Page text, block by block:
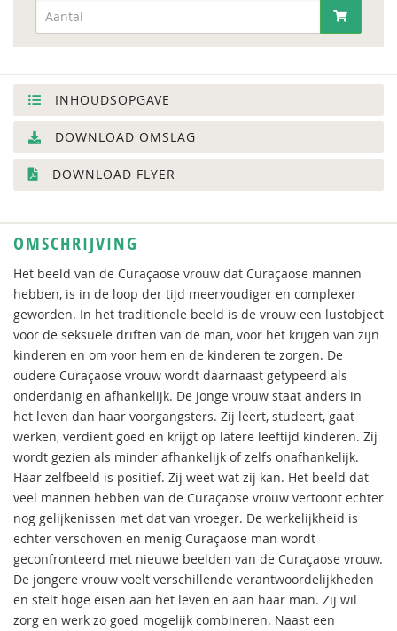
INHOUDSOPGAVE
DOWNLOAD OMSLAG
DOWNLOAD FLYER
OMSCHRIJVING
Het beeld van de Curaçaose vrouw dat Curaçaose mannen
hebben, is in de loop der tijd meervoudiger en complexer
geworden. In het traditionele beeld is de vrouw een lustobject
voor de seksuele driften van de man, voor het krijgen van zijn
kinderen en om voor hem en de kinderen te zorgen. De
oudere Curaçaose vrouw wordt daarnaast getypeerd als
onderdanig en afhankelijk. De jonge vrouw staat anders in
het leven dan haar voorgangsters. Zij leert, studeert, gaat
werken, verdient goed en krijgt op latere leeftijd kinderen. Zij
wordt gezien als minder afhankelijk of zelfs onafhankelijk.
Haar zelfbeeld is positief. Zij weet wat zij kan. Het beeld dat
veel mannen hebben van de Curaçaose vrouw vertoont echter
nog gelijkenissen met dat van vroeger. De werkelijkheid is
echter verschoven en menig Curaçaose man wordt
geconfronteerd met nieuwe beelden van de Curaçaose vrouw.
De jongere vrouw voelt verschillende verantwoordelijkheden
en stelt hoge eisen aan het leven en aan haar man. Zij wil
zorg en werk zo goed mogelijk combineren. Naast een